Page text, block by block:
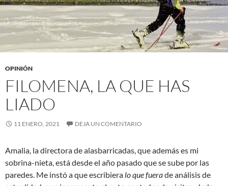
OPINIÓN
FILOMENA, LA QUE HAS
LIADO
11 ENERO, 2021 DEJA UN COMENTARIO
Amalia, la directora de alasbarricadas, que además es mi
sobrina-nieta, está desde el año pasado que se sube por las
paredes. Me instó a que escribiera lo que fuerade análisis de